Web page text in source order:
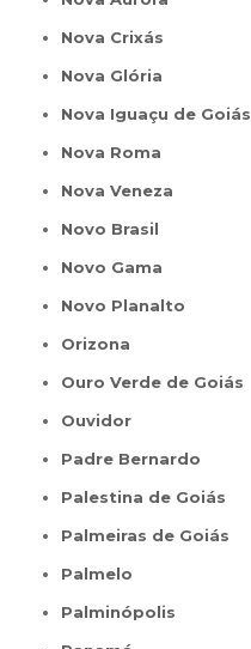
Nova Crixás
Nova Glória
Nova Iguaçu de Goiás
Nova Roma
Nova Veneza
Novo Brasil
Novo Gama
Novo Planalto
Orizona
Ouro Verde de Goiás
Ouvidor
Padre Bernardo
Palestina de Goiás
Palmeiras de Goiás
Palmelo
Palminópolis